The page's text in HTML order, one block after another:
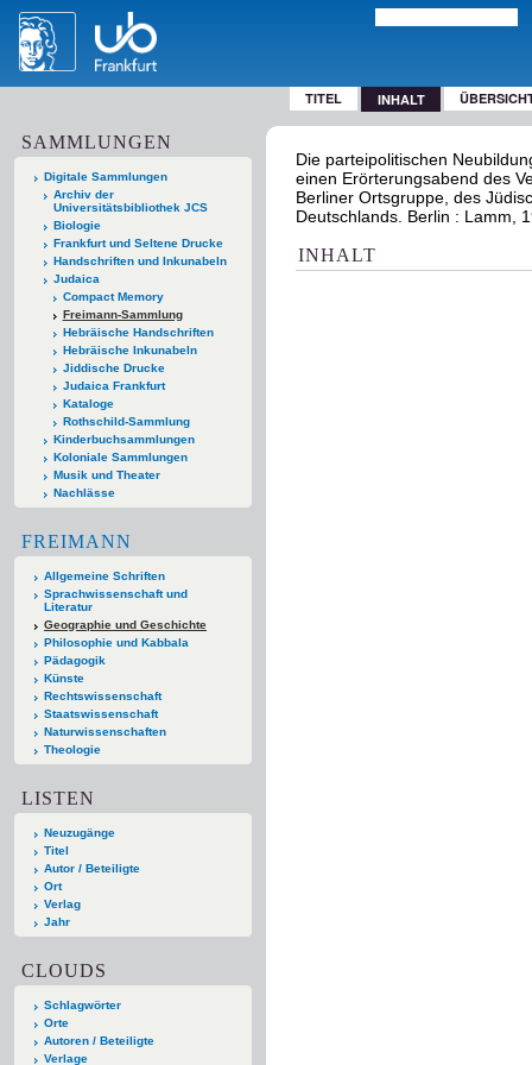
TITEL INHALT
SAMMLUNGEN
Digitale Sammlungen
Archiv der
Universitätsbibliothek JCS
Biologie
Frankfurt und Seltene Drucke
Handschriften und Inkunabeln
Judaica
Compact Memory
Freimann-Sammlung
Hebräische Handschriften
Hebräische Inkunabeln
Jiddische Drucke
Judaica Frankfurt
Kataloge
Rothschild-Sammlung
Kinderbuchsammlungen
Koloniale Sammlungen
Musik und Theater
Nachlässe
FREIMANN
Allgemeine Schriften
Sprachwissenschaft und
Literatur
Geographie und Geschichte
Philosophie und Kabbala
Pädagogik
Künste
Rechtswissenschaft
Staatswissenschaft
Naturwissenschaften
Theologie
LISTEN
Neuzugänge
Titel
Autor / Beteiligte
Ort
Verlag
Jahr
CLOUDS
Schlagwörter
Orte
Autoren / Beteiligte
Verlage
Die parteipolitischen
einen Erörterungsabend des
Berliner Ortsgruppe, des
Deutschlands. Berlin : Lamm,
INHALT